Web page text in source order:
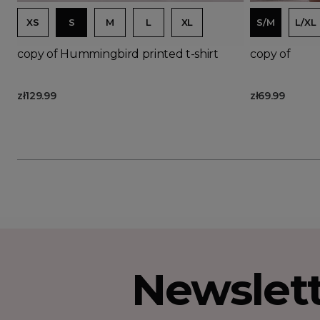
XS S M L XL
copy of Hummingbird printed t-shirt
zł129.99
S/M L/XL
copy of
zł69.99